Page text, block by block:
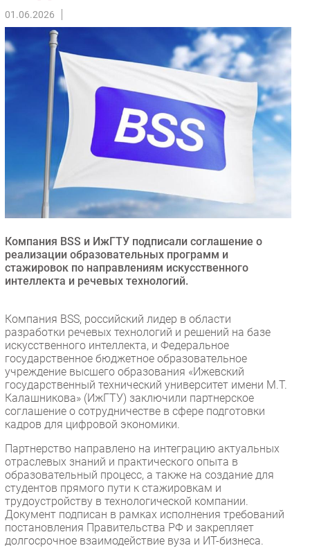
Рынок ПК
Маркетинг
Торговые сети
Оборудование
Outsourcing
Кадры
Регулирование
Финансы
Web
Безопасность
Инновации
CIO/Управление ИТ
Гаджеты
Здоровье
РАЗДЕЛЫ
Новости
Аналитика
Интервью
Мероприятия
Проекты
IT класс
Тестовый стенд
Каталог компаний
01.06.2026
Компания BSS и ИжГТУ подписали соглашение о
реализации образовательных программ и
стажировок по направлениям искусственного
интеллекта и речевых технологий.
Компания BSS, российский лидер в области
разработки речевых технологий и решений на базе
искусственного интеллекта, и Федеральное
государственное бюджетное образовательное
учреждение высшего образования «Ижевский
государственный технический университет имени М.Т.
Калашникова» (ИжГТУ) заключили партнерское
соглашение о сотрудничестве в сфере подготовки
кадров для цифровой экономики.
Партнерство направлено на интеграцию актуальных
отраслевых знаний и практического опыта в
образовательный процесс, а также на создание для
студентов прямого пути к стажировкам и
трудоустройству в технологической компании.
Документ подписан в рамках исполнения требований
постановления Правительства РФ и закрепляет
долгосрочное взаимодействие вуза и ИТ-бизнеса.